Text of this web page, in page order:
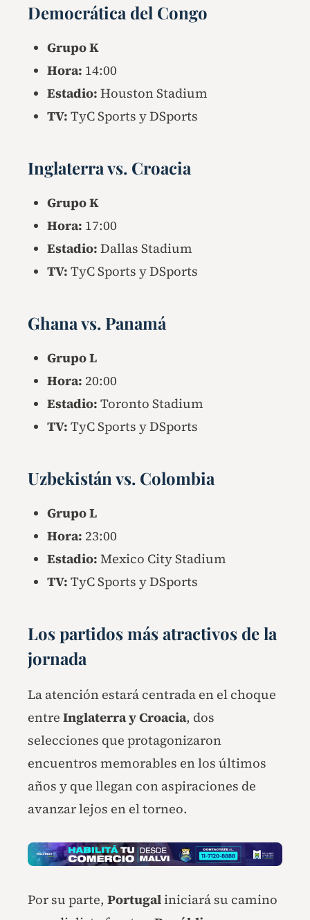
Democrática del Congo
Grupo K
Hora: 14:00
Estadio: Houston Stadium
TV: TyC Sports y DSports
Inglaterra vs. Croacia
Grupo K
Hora: 17:00
Estadio: Dallas Stadium
TV: TyC Sports y DSports
Ghana vs. Panamá
Grupo L
Hora: 20:00
Estadio: Toronto Stadium
TV: TyC Sports y DSports
Uzbekistán vs. Colombia
Grupo L
Hora: 23:00
Estadio: Mexico City Stadium
TV: TyC Sports y DSports
Los partidos más atractivos de la
jornada
La atención estará centrada en el choque
entre Inglaterra y Croacia, dos
selecciones que protagonizaron
encuentros memorables en los últimos
años y que llegan con aspiraciones de
avanzar lejos en el torneo.
Por su parte, Portugaliniciará su camino